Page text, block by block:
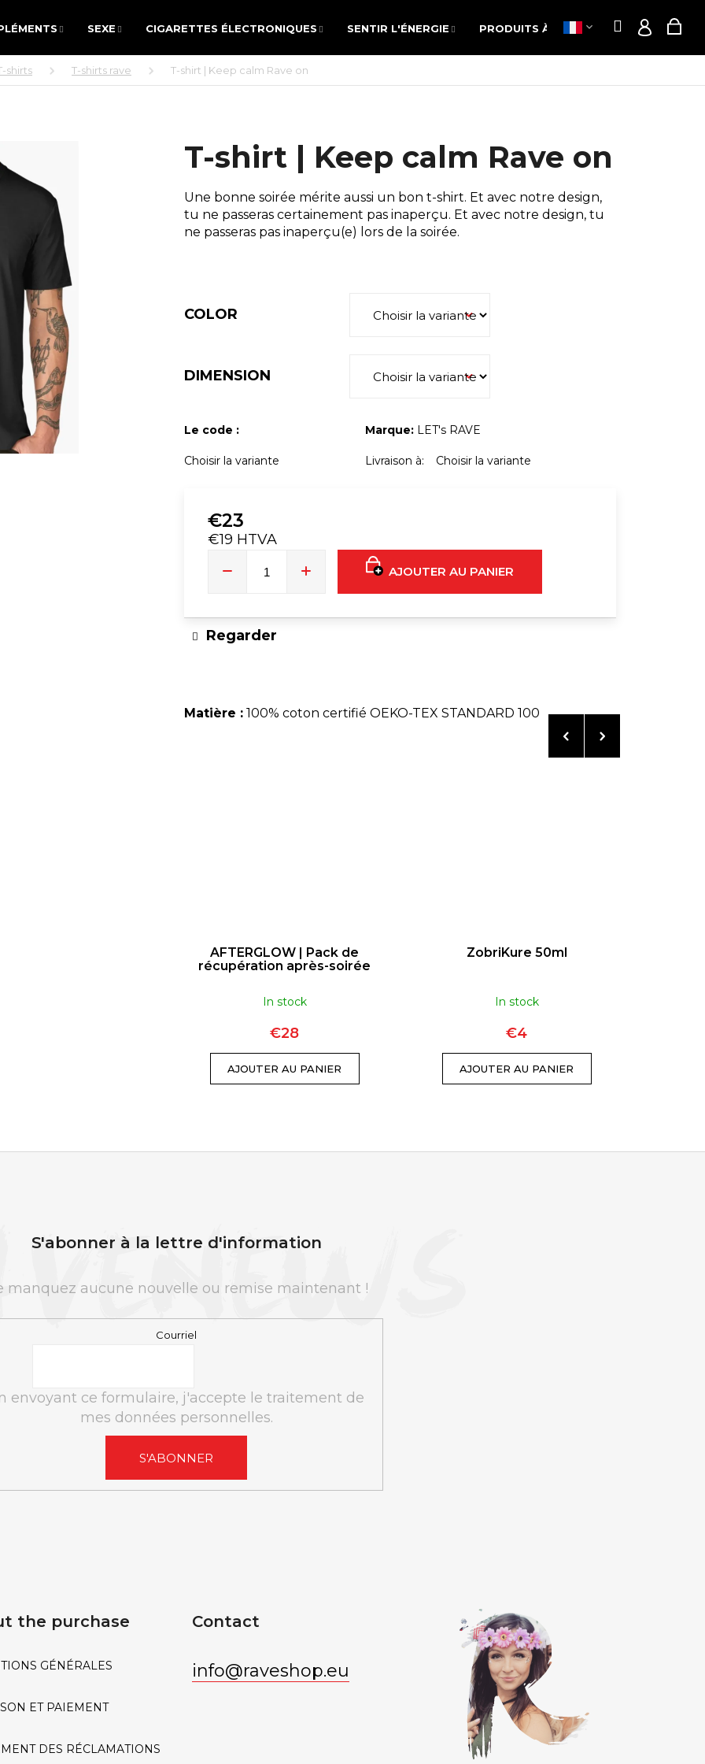
SEXE CIGARETTES ÉLECTRONIQUES SENTIR L'ÉNERGIE PRODUITS À BASE DE CHANVRERecherche
CIGARETTES ÉLECTRONIQUES SENTIR L'ÉNERGIE PRODUITS À BASE DE CHANVRERecherche
shirts T-shirts rave T-shirt | Keep calm Rave on
T-shirt | Keep calm Rave on
Une bonne soirée mérite aussi un bon t-shirt. Et avec notre design,
tu ne passeras certainement pas inaperçu. Et avec notre design, tu
ne passeras pas inaperçu(e) lors de la soirée.
COLOR
DIMENSION
Le code : Marque: LET's RAVE
Choisir la variante Livraison à: Choisir la variante
€23
€19 HTVA
mesure:
AJOUTER AU PANIER
Regarder
Matière : 100% coton certifié OEKO-TEX STANDARD 100
AFTERGLOW | Pack de
récupération après-soirée
In stock
€28
AJOUTER AU PANIER
ZobriKure 50ml
In stock
€4
AJOUTER AU PANIER
CHERCHEZ-VOUS ?
RECHERCHE
recommandons
T-SHIRT DJ | TIMMY TRUMPET
COLLIER DE CORPS TENDANCE À
€20
S'abonner à la lettre d'information
manquez aucune nouvelle ou remise maintenant !
Courriel
envoyant ce formulaire, j'accepte le traitement de
mes données personnelles.
S'ABONNER
the purchase
GÉNÉRALES
ET PAIEMENT
DES RÉCLAMATIONS
Contact
info@raveshop.eu